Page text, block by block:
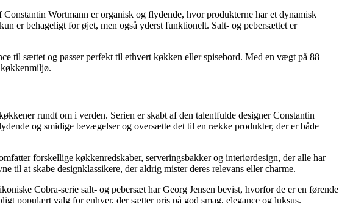
Wortmann er organisk og flydende, hvor produkterne har et dynamisk
er behageligt for øjet, men også yderst funktionelt. Salt- og pebersættet er
til sættet og passer perfekt til ethvert køkken eller spisebord. Med en vægt på 88
køkkenmiljø.
rundt om i verden. Serien er skabt af den talentfulde designer Constantin
og smidige bevægelser og oversætte det til en række produkter, der er både
forskellige køkkenredskaber, serveringsbakker og interiørdesign, der alle har
til at skabe designklassikere, der aldrig mister deres relevans eller charme.
Cobra-serie salt- og pebersæt har Georg Jensen bevist, hvorfor de er en førende
populært valg for enhver, der sætter pris på god smag, elegance og luksus.